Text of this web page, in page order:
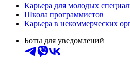
Карьера для молодых
Школа программистов
Карьера в некоммерческих
Боты для уведомлений